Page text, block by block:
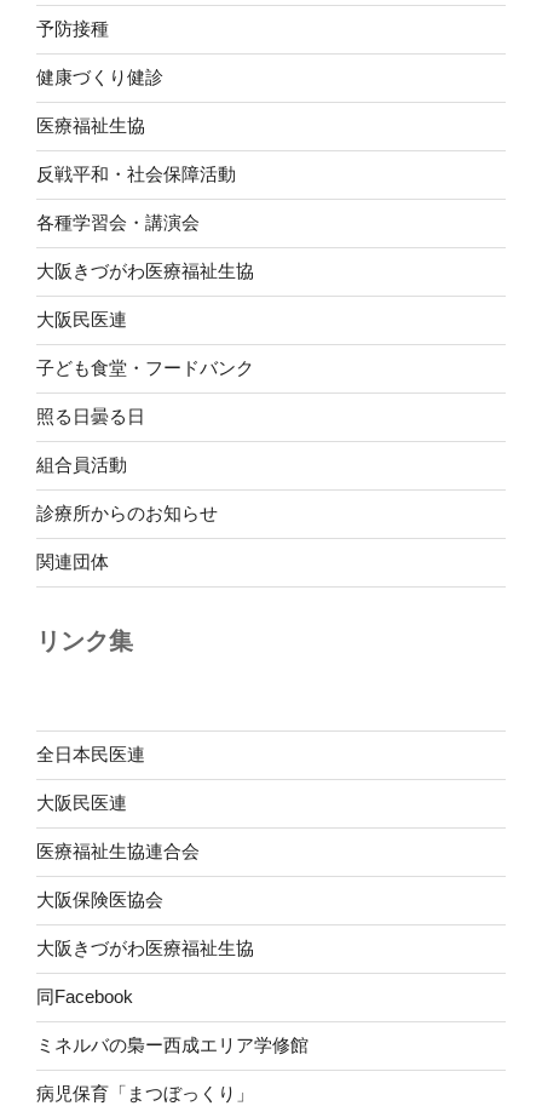
予防接種
健康づくり健診
医療福祉生協
反戦平和・社会保障活動
各種学習会・講演会
大阪きづがわ医療福祉生協
大阪民医連
子ども食堂・フードバンク
照る日曇る日
組合員活動
診療所からのお知らせ
関連団体
リンク集
全日本民医連
大阪民医連
医療福祉生協連合会
大阪保険医協会
大阪きづがわ医療福祉生協
同Facebook
ミネルバの梟ー西成エリア学修館
病児保育「まつぼっくり」